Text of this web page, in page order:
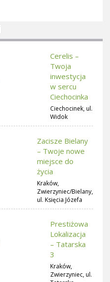
Cerelis –
Twoja
inwestycja
w sercu
Ciechocinka
Ciechocinek, ul.
Widok
Zacisze Bielany
– Twoje nowe
miejsce do
życia
Kraków,
Zwierzyniec/Bielany,
ul. Księcia Józefa
Prestiżowa
Lokalizacja
– Tatarska
3
Kraków,
Zwierzyniec, ul.